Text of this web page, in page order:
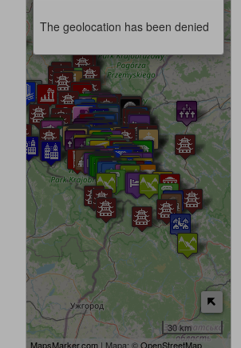
30 km
MapsMarker.com | Mapa: ©OpenStreetMap
The geolocation has been denied